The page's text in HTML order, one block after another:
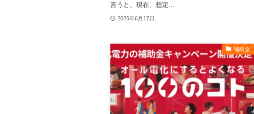
言うと、現在、想定...
2026年6月17日
補助金